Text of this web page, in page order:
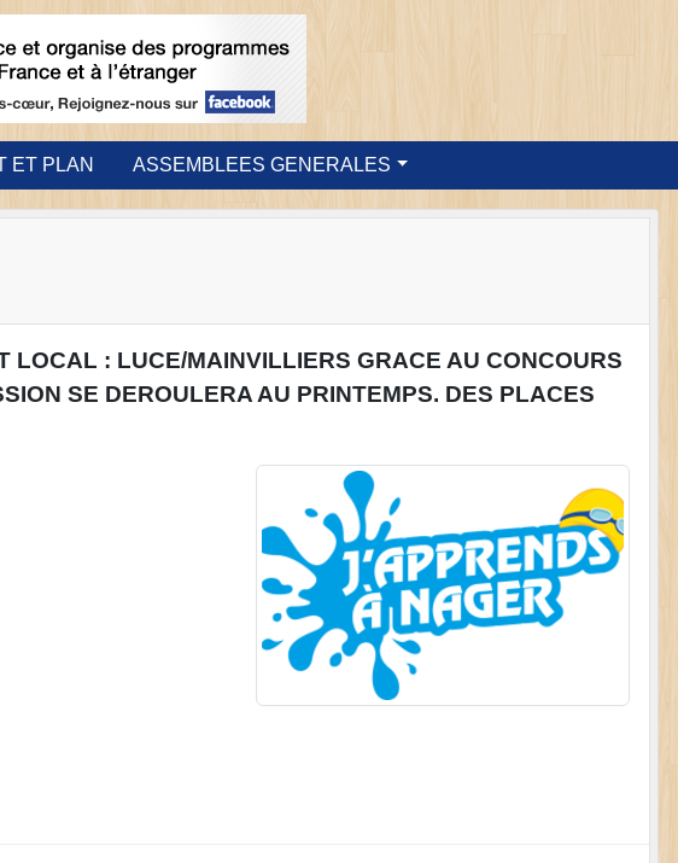
ET PLAN ASSEMBLEES GENERALES
LOCAL : LUCE/MAINVILLIERS GRACE AU CONCOURS
SE DEROULERA AU PRINTEMPS. DES PLACES